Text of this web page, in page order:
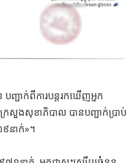
ជាក់ពីការបន្តរកឃើញអ្នក
សួងសុខាភិបាល បានបញ្ជាក់ប្រាប់
នាក់»។